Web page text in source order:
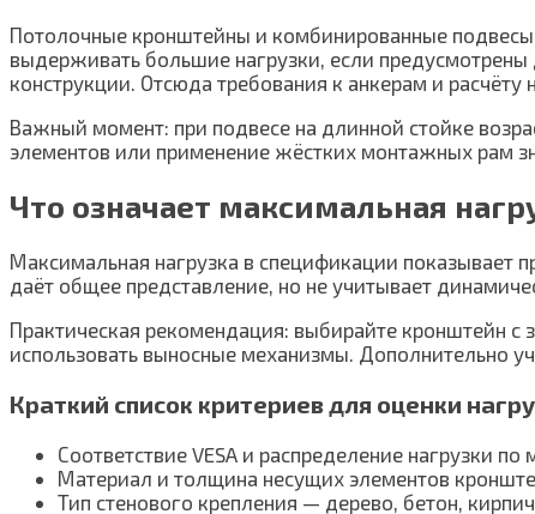
Потолочные кронштейны и комбинированные
выдерживать большие нагрузки, если
конструкции. Отсюда требования к анкерам и расчёту
Важный момент: при подвесе на длинной стойке
элементов или применение жёстких монтажных рам
Что означает максимальная
Максимальная нагрузка в спецификации показывает
даёт общее представление, но не учитывает
Практическая рекомендация: выбирайте кронштейн с
использовать выносные механизмы. Дополнительно
Краткий список критериев для оценки
Соответствие VESA и распределение нагрузки по
Материал и толщина несущих элементов
Тип стенового крепления — дерево, бетон,